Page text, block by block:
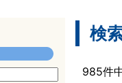
検
985件